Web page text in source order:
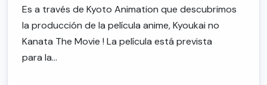
Es a través de Kyoto Animation que descubrimos
la producción de la película anime, Kyoukai no
Kanata The Movie ! La película está prevista
para la…